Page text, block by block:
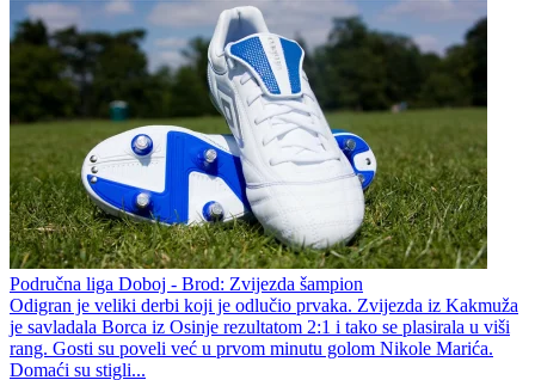
Područna liga Doboj - Brod: Zvijezda šampion
Odigran je veliki derbi koji je odlučio prvaka. Zvijezda iz Kakmuža
je savladala Borca iz Osinje rezultatom 2:1 i tako se plasirala u viši
rang. Gosti su poveli već u prvom minutu golom Nikole Marića.
Domaći su stigli...